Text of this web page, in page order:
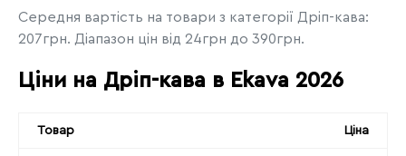
Середня вартість на товари з категорії Дріп-кава:
207грн. Діапазон цін від 24грн до 390грн.
Ціни на Дріп-кава в Ekava 2026
Товар Ціна